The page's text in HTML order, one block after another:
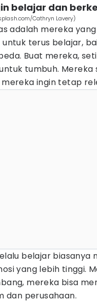
belajar dan
Cathryn Lavery)
adalah mereka
terus belajar,
Buat mereka,
tumbuh. Mereka
ingin tetap
belajar biasanya
yang lebih tinggi.
mereka bisa
dan perusahaan.